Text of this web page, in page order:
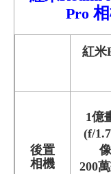
Pro
紅米
後置
相機
1億
(f/
200